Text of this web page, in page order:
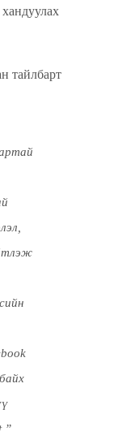
тайлбарт